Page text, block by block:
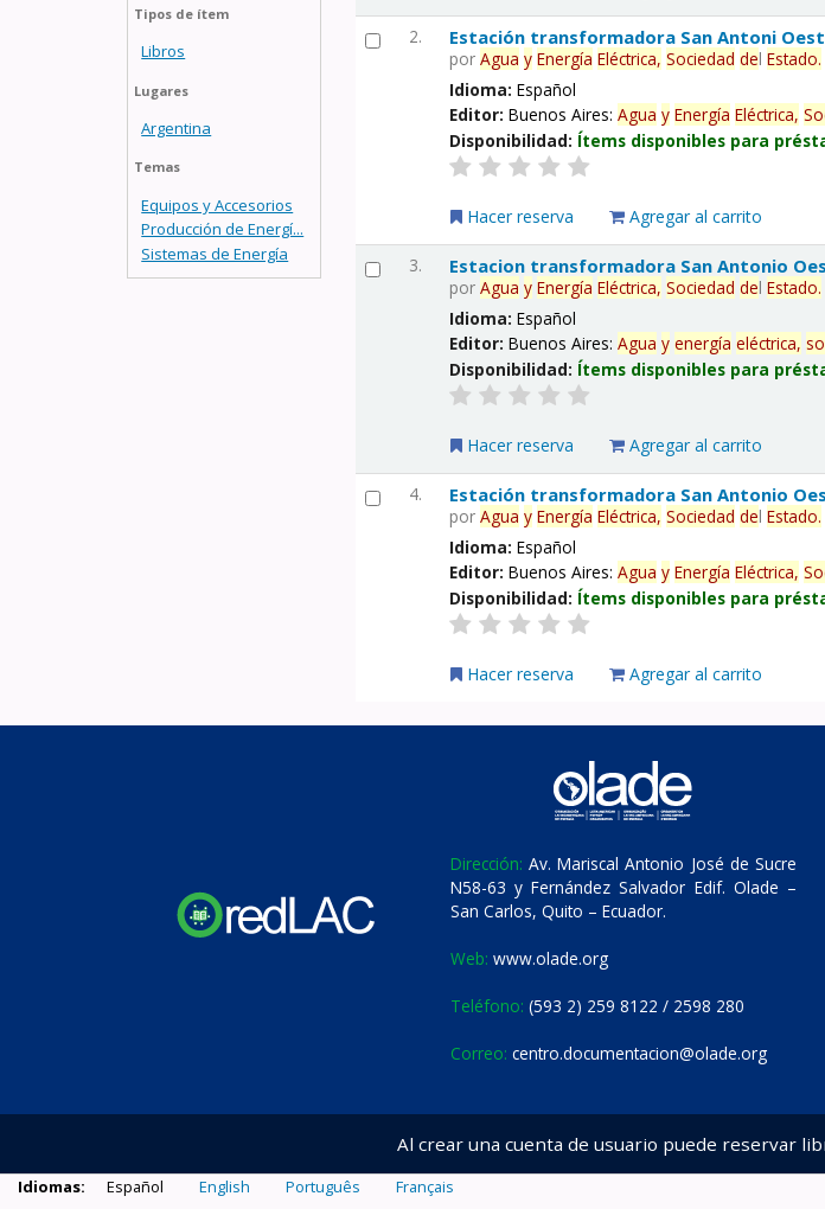
Tipos de ítem
Libros
Lugares
Argentina
Temas
Equipos y Accesorios
Producción de Energí...
Sistemas de Energía
2. Estación transformadora San Antoni
porAgua y Energía Eléctrica, Sociedad delEstado.
Idioma:Español
Editor:Buenos Aires:Agua y Energía Eléctrica,
Disponibilidad: Ítems disponibles para
Hacer reserva Agregar al carrito
3. Estacion transformadora San Antonio
porAgua y Energía Eléctrica, Sociedad delEstado.
Idioma:Español
Editor:Buenos Aires:Agua y energía eléctrica,
Disponibilidad: Ítems disponibles para
Hacer reserva Agregar al carrito
4. Estación transformadora San Antonio
porAgua y Energía Eléctrica, Sociedad delEstado.
Idioma:Español
Editor:Buenos Aires:Agua y Energía Eléctrica,
Disponibilidad: Ítems disponibles para
Hacer reserva Agregar al carrito
Dirección: Av. Mariscal Antonio José de Sucre
N58-63 y Fernández Salvador Edif. Olade –
San Carlos, Quito – Ecuador.
Web: www.olade.org
Teléfono: (593 2) 259 8122 / 2598 280
Correo: centro.documentacion@olade.org
Al crear una cuenta de usuario puede reservar
Idiomas: Español English Português Français